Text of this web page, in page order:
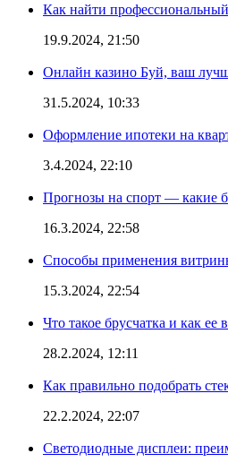
Как найти
19.9.2024, 21:50
Онлайн казино Буй, ваш
31.5.2024, 10:33
Оформление ипотеки на
3.4.2024, 22:10
Прогнозы на спорт — какие
16.3.2024, 22:58
Способы применения
15.3.2024, 22:54
Что такое брусчатка и как ее
28.2.2024, 12:11
Как правильно подобрать
22.2.2024, 22:07
Светодиодные дисплеи: